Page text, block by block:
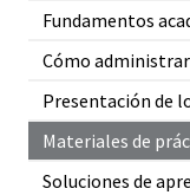
Fundamentos
Cómo
Presentación de
Materiales de
Soluciones de